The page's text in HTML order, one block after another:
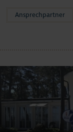
Ansprechpartner